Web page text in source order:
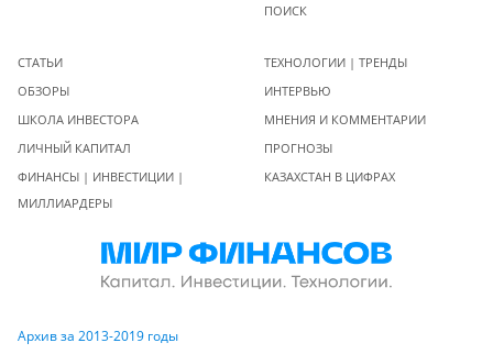
ПОИСК
СТАТЬИ
ОБЗОРЫ
ШКОЛА ИНВЕСТОРА
ЛИЧНЫЙ КАПИТАЛ
ФИНАНСЫ | ИНВЕСТИЦИИ |
МИЛЛИАРДЕРЫ
ТЕХНОЛОГИИ | ТРЕНДЫ
ИНТЕРВЬЮ
МНЕНИЯ И КОММЕНТАРИИ
ПРОГНОЗЫ
КАЗАХСТАН В ЦИФРАХ
Архив за 2013-2019 годы